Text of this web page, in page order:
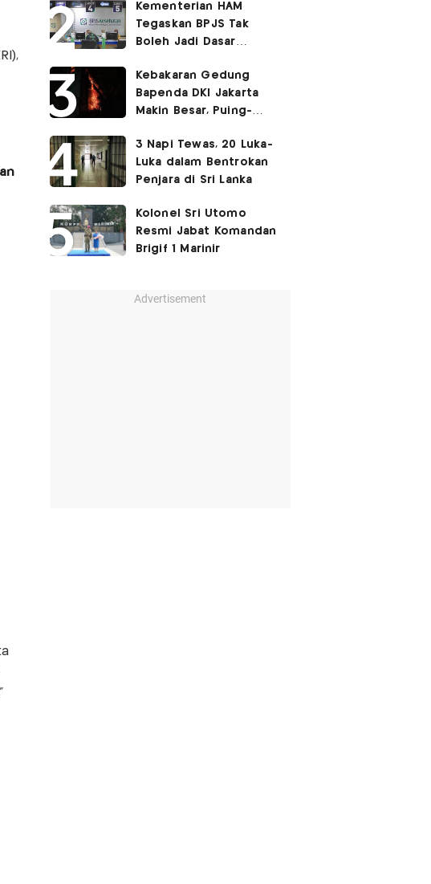
Kementerian HAM
Tegaskan BPJS Tak
Boleh Jadi Dasar
Layanan Kesehatan
Kebakaran Gedung
Bapenda DKI Jakarta
Makin Besar, Puing-
3 Napi Tewas, 20 Luka-
Luka dalam Bentrokan
Penjara di Sri Lanka
Kolonel Sri Utomo
Resmi Jabat Komandan
Brigif 1 Marinir
Advertisement